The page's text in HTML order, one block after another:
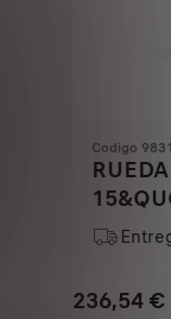
Codigo
236,54 €